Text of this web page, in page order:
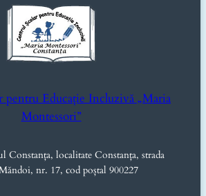
pentru Educație Incluzivă „Maria
Montessori”
Constanța, localitate Constanța, strada
nr. 17, cod poștal 900227